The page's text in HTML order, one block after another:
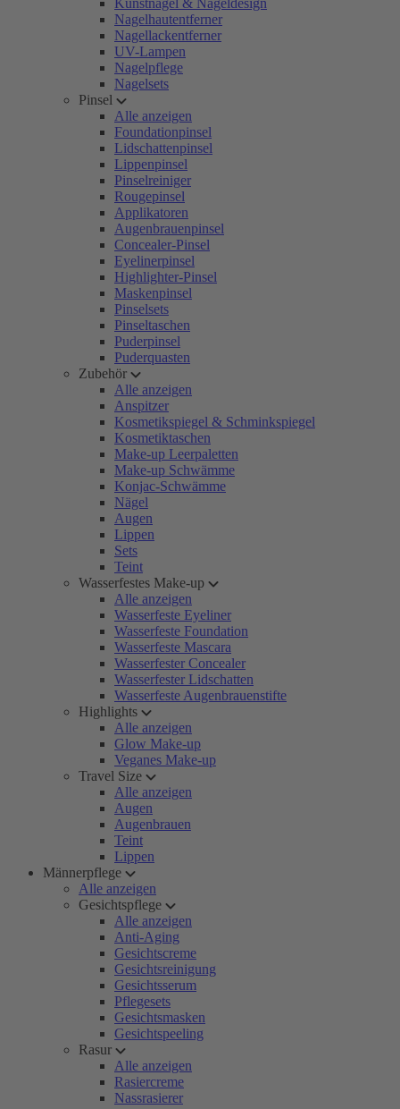
Kunstnägel & Nageldesign
Nagelhautentferner
Nagellackentferner
UV-Lampen
Nagelpflege
Nagelsets
Pinsel
Alle anzeigen
Foundationpinsel
Lidschattenpinsel
Lippenpinsel
Pinselreiniger
Rougepinsel
Applikatoren
Augenbrauenpinsel
Concealer-Pinsel
Eyelinerpinsel
Highlighter-Pinsel
Maskenpinsel
Pinselsets
Pinseltaschen
Puderpinsel
Puderquasten
Zubehör
Alle anzeigen
Anspitzer
Kosmetikspiegel & Schminkspiegel
Kosmetiktaschen
Make-up Leerpaletten
Make-up Schwämme
Konjac-Schwämme
Nägel
Augen
Lippen
Sets
Teint
Wasserfestes Make-up
Alle anzeigen
Wasserfeste Eyeliner
Wasserfeste Foundation
Wasserfeste Mascara
Wasserfester Concealer
Wasserfester Lidschatten
Wasserfeste Augenbrauenstifte
Highlights
Alle anzeigen
Glow Make-up
Veganes Make-up
Travel Size
Alle anzeigen
Augen
Augenbrauen
Teint
Lippen
Männerpflege
Alle anzeigen
Gesichtspflege
Alle anzeigen
Anti-Aging
Gesichtscreme
Gesichtsreinigung
Gesichtsserum
Pflegesets
Gesichtsmasken
Gesichtspeeling
Rasur
Alle anzeigen
Rasiercreme
Nassrasierer